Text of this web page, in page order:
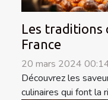
Les traditions
France
20 mars 2024
Découvrez les
culinaires qui font la